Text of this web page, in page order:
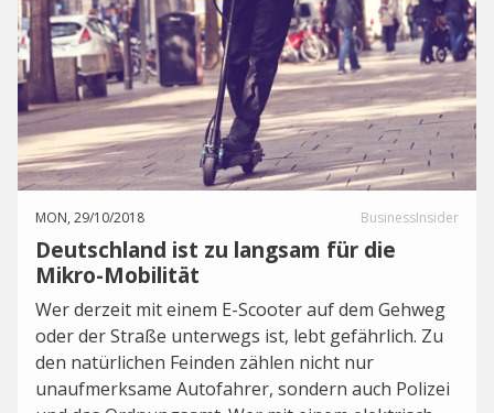
MON, 29/10/2018 BusinessInsider
Deutschland ist zu langsam für die
Mikro-Mobilität
Wer derzeit mit einem E-Scooter auf dem Gehweg
oder der Straße unterwegs ist, lebt gefährlich. Zu
den natürlichen Feinden zählen nicht nur
unaufmerksame Autofahrer, sondern auch Polizei